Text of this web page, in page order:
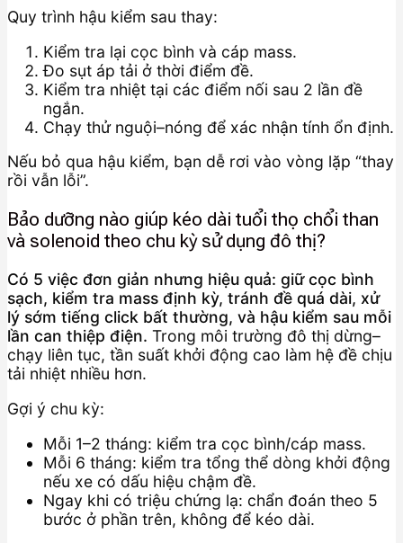
Quy trình hậu kiểm sau thay:
Kiểm tra lại cọc bình và cáp mass.
Đo sụt áp tải ở thời điểm đề.
Kiểm tra nhiệt tại các điểm nối sau 2 lần đề
ngắn.
Chạy thử nguội–nóng để xác nhận tính ổn định.
Nếu bỏ qua hậu kiểm, bạn dễ rơi vào vòng lặp “thay
rồi vẫn lỗi”.
Bảo dưỡng nào giúp kéo dài tuổi thọ chổi than
và solenoid theo chu kỳ sử dụng đô thị?
Có 5 việc đơn giản nhưng hiệu quả: giữ cọc bình
sạch, kiểm tra mass định kỳ, tránh đề quá dài, xử
lý sớm tiếng click bất thường, và hậu kiểm sau mỗi
lần can thiệp điện. Trong môi trường đô thị dừng–
chạy liên tục, tần suất khởi động cao làm hệ đề chịu
tải nhiệt nhiều hơn.
Gợi ý chu kỳ:
Mỗi 1–2 tháng: kiểm tra cọc bình/cáp mass.
Mỗi 6 tháng: kiểm tra tổng thể dòng khởi động
nếu xe có dấu hiệu chậm đề.
Ngay khi có triệu chứng lạ: chẩn đoán theo 5
bước ở phần trên, không để kéo dài.